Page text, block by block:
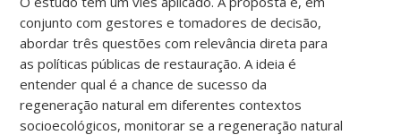
conjunto com gestores e tomadores de decisão,
abordar três questões com relevância direta para
as políticas públicas de restauração. A ideia é
entender qual é a chance de sucesso da
regeneração natural em diferentes contextos
socioecológicos, monitorar se a regeneração natural